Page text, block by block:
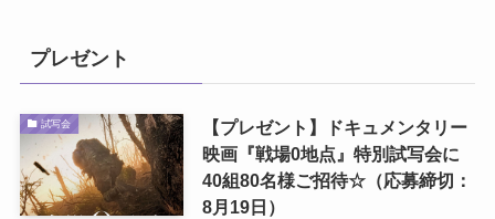
プレゼント
試写会
【プレゼント】ドキュメンタリー
映画『戦場0地点』特別試写会に
40組80名様ご招待☆（応募締切：
8月19日）